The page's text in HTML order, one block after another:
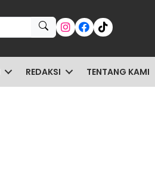
REDAKSI TENTANG KAMI